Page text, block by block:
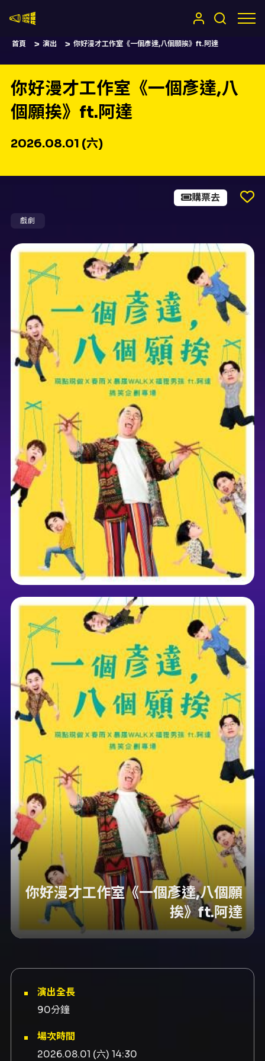
首頁 演出 你好漫才工作室《一個彥達,八個願挨》ft.阿達
你好漫才工作室《一個彥達,八
個願挨》ft.阿達
2026.08.01 (六)
戲劇
購票去
你好漫才工作室《一個彥達,八個願
挨》ft.阿達
演出全長
90分鐘
場次時間
2026.08.01 (六) 14:30